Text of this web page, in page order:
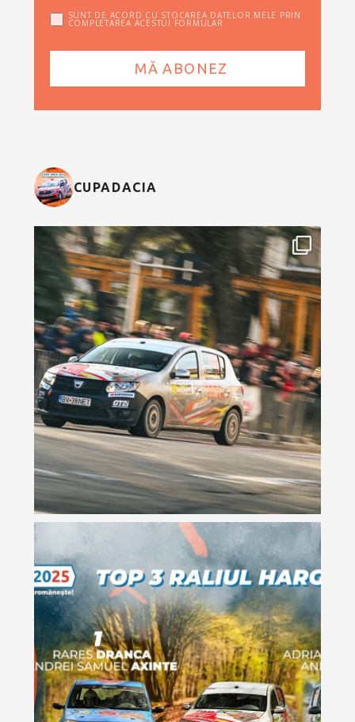
SUNT DE ACORD CU STOCAREA DATELOR MELE PRIN
COMPLETAREA ACESTUI FORMULAR
CUPADACIA